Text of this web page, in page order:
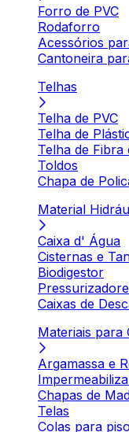
Forro de PVC
Rodaforro
Acessórios
Cantoneira
Telhas
Telha de PVC
Telha de
Telha de Fibra
Toldos
Chapa de
Material
Caixa d' Água
Cisternas e
Biodigestor
Caixas de
Materiais para
Argamassa e
Chapas de
Telas
Colas para piso